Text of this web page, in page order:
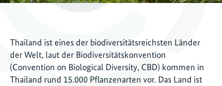
Thailand ist eines der biodiversitätsreichsten Länder
der Welt, laut der Biodiversitätskonvention
(Convention on Biological Diversity, CBD) kommen in
Thailand rund 15.000 Pflanzenarten vor. Das Land ist